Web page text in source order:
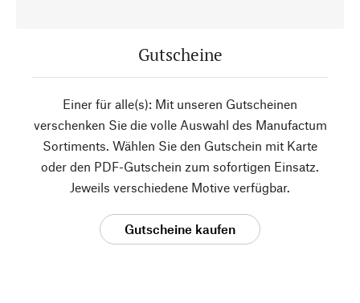
Gutscheine
Einer für alle(s): Mit unseren Gutscheinen
verschenken Sie die volle Auswahl des Manufactum
Sortiments. Wählen Sie den Gutschein mit Karte
oder den PDF-Gutschein zum sofortigen Einsatz.
Jeweils verschiedene Motive verfügbar.
Gutscheine kaufen